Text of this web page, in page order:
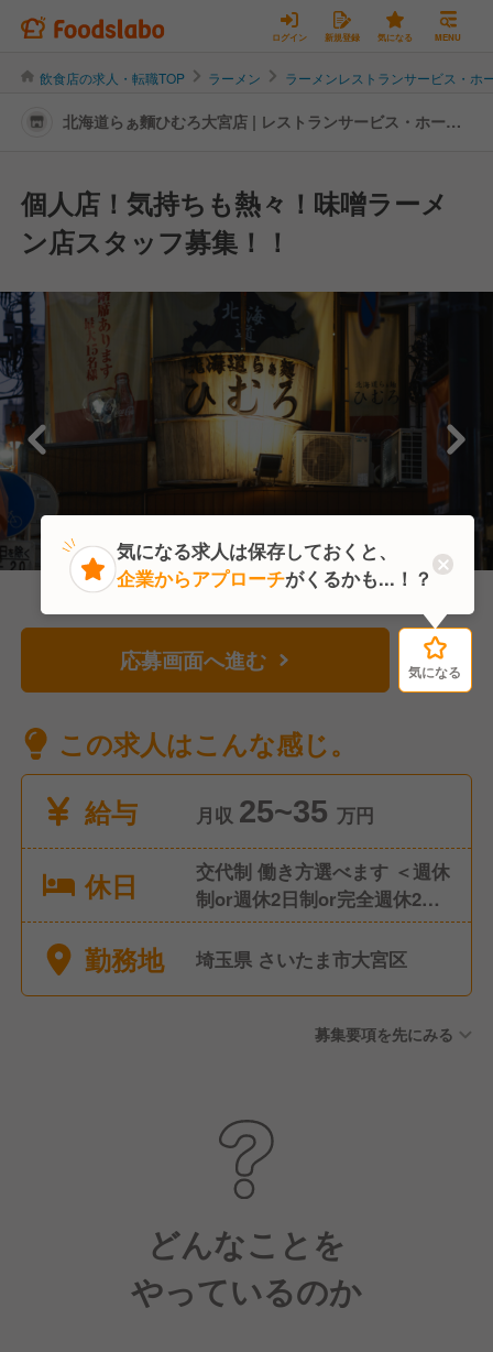
ログイン 新規登録 気になる MENU
飲食店の求人・転職TOP ラーメン ラーメンレストランサービス・ホ
北海道らぁ麵ひむろ大宮店 | レストランサービス・ホール
個人店！気持ちも熱々！味噌ラーメ
ン店スタッフ募集！！
応募画面へ進む 気になる
この求人はこんな感じ。
給与
月収 25~35 万円
休日
交代制 働き方選べます ＜週休
制or週休2日制or完全週休2日
制or週休3日制＞
勤務地 埼玉県 さいたま市大宮区
募集要項を先にみる
どんなことを
やっているのか
気になる
気になる求人は保存しておくと、
企業からアプローチがくるかも...！？